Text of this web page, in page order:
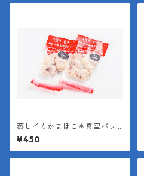
蒸しイカかまぼこ＊真空パッ
ケージ（１袋150g）
¥450